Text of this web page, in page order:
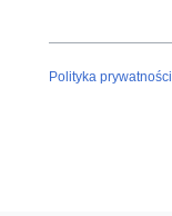
Polityka prywatności